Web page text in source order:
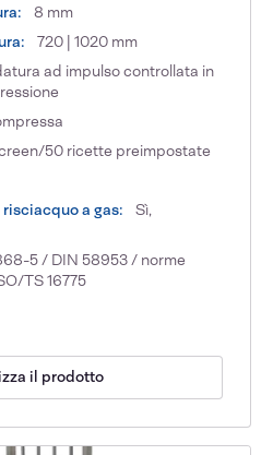
8 mm
720 | 1020 mm
ad impulso controllata in
50 ricette preimpostate
a gas:
Sì,
5 / DIN 58953 / norme
TS 16775
il prodotto